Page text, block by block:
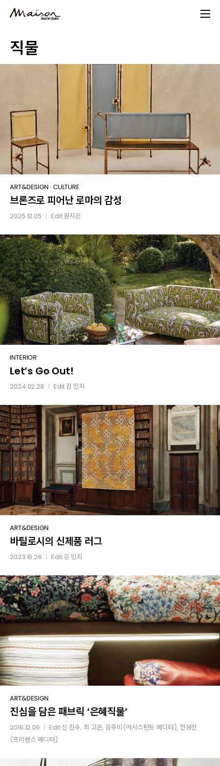
content
직물
브론즈로
피어난
로마의
ART&DESIGN · CULTURE
브론즈로 피어난 로마의 감성
2025.12.05 Edit원지은
Let’s
Go
Out!
INTERIOR
Let’s Go Out!
2024.02.28 Edit김 민지
바틸로시의
신제품
러그
ART&DESIGN
바틸로시의 신제품 러그
2023.10.26 Edit김 민지
진심을
담은
패브릭
‘은혜직물’
ART&DESIGN
진심을 담은 패브릭 ‘은혜직물’
2016.12.09 Edit신 진수, 최 고은, 김주미(어시스턴트 에디터), 전성진
(프리랜스 에디터)